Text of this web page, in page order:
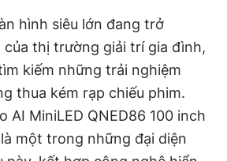
Bạn cần biết
Liên hệ quảng cáo
hình siêu lớn đang trở
thị trường giải trí gia đình,
kiếm những trải nghiệm
thua kém rạp chiếu phim.
AI MiniLED QNED86 100 inch
một trong những đại diện